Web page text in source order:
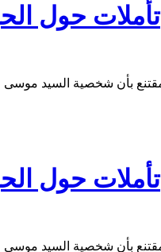
تأملات حول
تأملات حول